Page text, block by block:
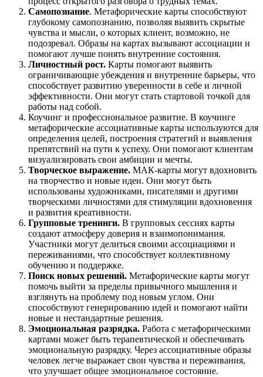
Самопознание. Метафорические карты способствуют
глубокому самопознанию, позволяя выявить скрытые
чувства и мысли, о которых клиент, возможно, не
подозревал. Образы на картах вызывают ассоциации и
помогают лучше понять внутренние состояния.
Личностный рост. Карты помогают выявить
ограничивающие убеждения и внутренние барьеры, что
способствует развитию уверенности в себе и личной
эффективности. Они могут стать стартовой точкой для
работы над собой.
Коучинг и профессиональное развитие. В коучинге
метафорические ассоциативные карты используются для
определения целей, построения стратегий и выявления
препятствий на пути к успеху. Они помогают клиентам
визуализировать свои амбиции и мечты.
Творческое выражение. МАК-карты могут вдохновить
на творчество и новые идеи. Они могут быть
использованы художниками, писателями и другими
творческими личностями для стимуляции вдохновения
и развития креативности.
Групповые тренинги. В групповых сессиях карты
создают атмосферу доверия и взаимопонимания.
Участники могут делиться своими ассоциациями и
переживаниями, что способствует коллективному
обучению и поддержке.
Поиск новых решений. Метафорические карты могут
помочь выйти за пределы привычного мышления и
взглянуть на проблему под новым углом. Они
способствуют генерированию идей и помогают найти
новые и нестандартные решения.
Эмоциональная разрядка. Работа с метафорическими
картами может быть терапевтической и обеспечивать
эмоциональную разрядку. Через ассоциативные образы
человек легче выражает свои чувства и переживания,
что улучшает общее эмоциональное состояние.